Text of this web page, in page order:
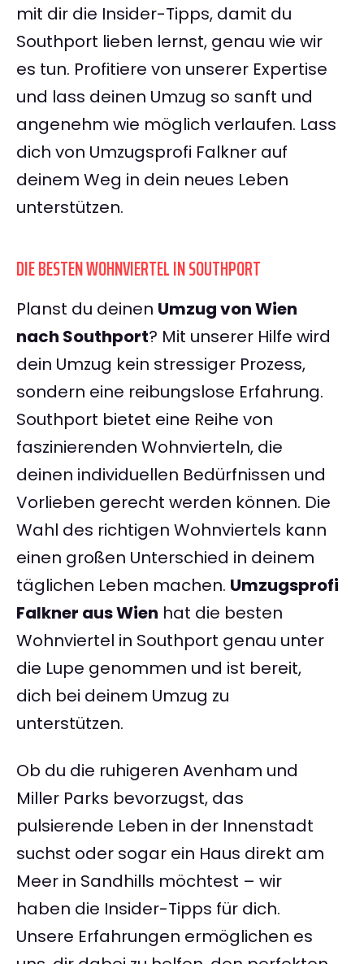
mit dir die Insider-Tipps, damit du
Southport lieben lernst, genau wie wir
es tun. Profitiere von unserer Expertise
und lass deinen Umzug so sanft und
angenehm wie möglich verlaufen. Lass
dich von Umzugsprofi Falkner auf
deinem Weg in dein neues Leben
unterstützen.
DIE BESTEN WOHNVIERTEL IN SOUTHPORT
Planst du deinen Umzug von Wien
nach Southport? Mit unserer Hilfe wird
dein Umzug kein stressiger Prozess,
sondern eine reibungslose Erfahrung.
Southport bietet eine Reihe von
faszinierenden Wohnvierteln, die
deinen individuellen Bedürfnissen und
Vorlieben gerecht werden können. Die
Wahl des richtigen Wohnviertels kann
einen großen Unterschied in deinem
täglichen Leben machen. Umzugsprofi
Falkner aus Wien hat die besten
Wohnviertel in Southport genau unter
die Lupe genommen und ist bereit,
dich bei deinem Umzug zu
unterstützen.
Ob du die ruhigeren Avenham und
Miller Parks bevorzugst, das
pulsierende Leben in der Innenstadt
suchst oder sogar ein Haus direkt am
Meer in Sandhills möchtest – wir
haben die Insider-Tipps für dich.
Unsere Erfahrungen ermöglichen es